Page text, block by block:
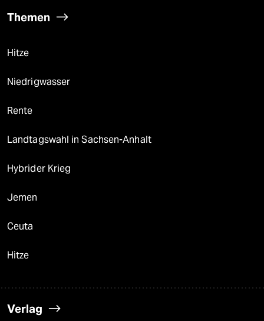
Themen
Hitze
Niedrigwasser
Rente
Landtagswahl in Sachsen-Anhalt
Hybrider Krieg
Jemen
Ceuta
Hitze
Verlag